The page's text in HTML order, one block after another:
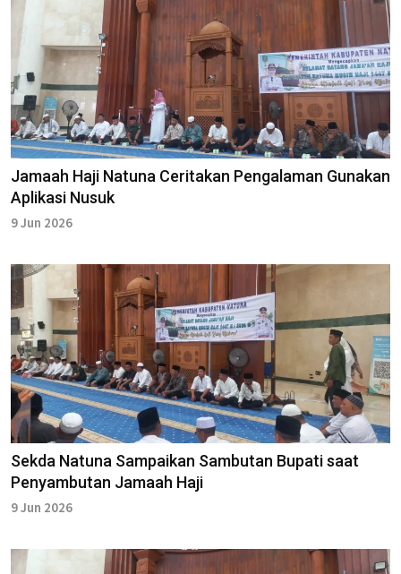
Jamaah Haji Natuna Ceritakan Pengalaman Gunakan
Aplikasi Nusuk
9 Jun 2026
Sekda Natuna Sampaikan Sambutan Bupati saat
Penyambutan Jamaah Haji
9 Jun 2026